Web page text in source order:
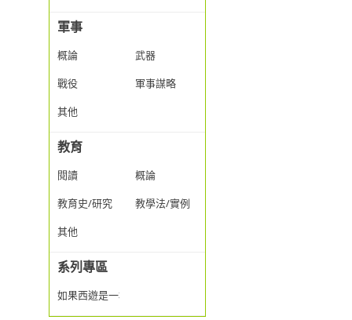
軍事
概論
武器
戰役
軍事謀略
其他
教育
閱讀
概論
教育史/研究
教學法/實例
其他
系列專區
如果西遊是一群喵